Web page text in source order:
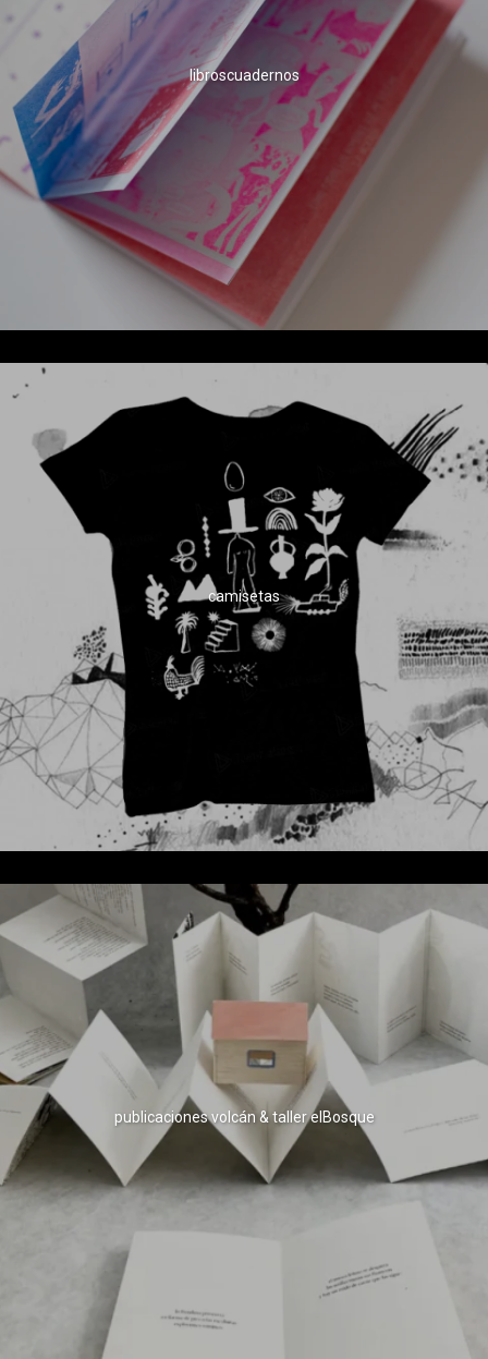
libroscuadernos
camisetas
publicaciones volcán & taller elBosque